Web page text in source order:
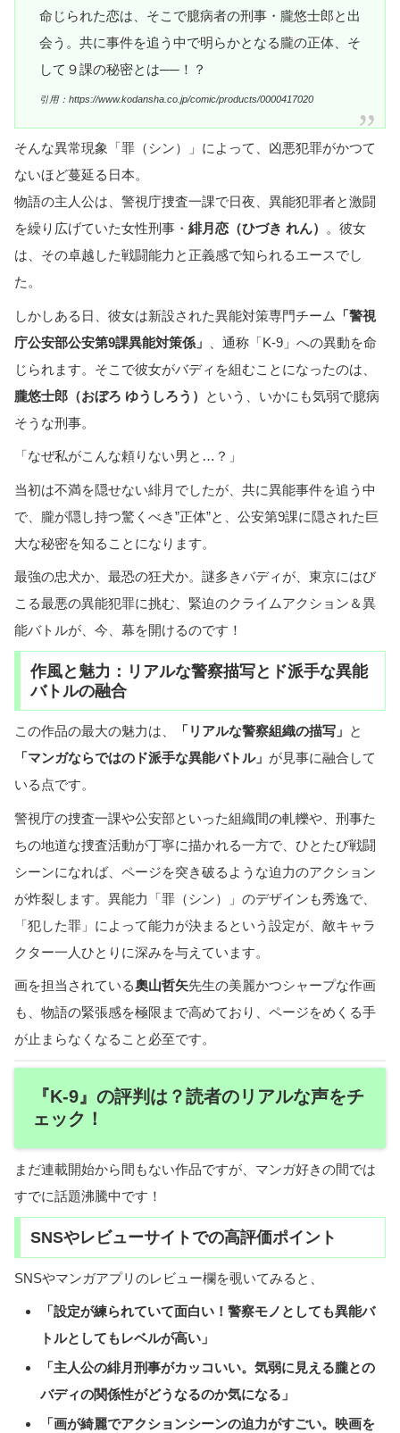
命じられた恋は、そこで臆病者の刑事・朧悠士郎と出
会う。共に事件を追う中で明らかとなる朧の正体、そ
して９課の秘密とは──！？
引用：https://www.kodansha.co.jp/comic/products/0000417020
そんな異常現象「罪（シン）」によって、凶悪犯罪がかつて
ないほど蔓延る日本。
物語の主人公は、警視庁捜査一課で日夜、異能犯罪者と激闘
を繰り広げていた女性刑事・ 緋月恋（ひづき れん）
。彼女
は、その卓越した戦闘能力と正義感で知られるエースでし
た。
しかしある日、彼女は新設された異能対策専門チーム
「警視
庁公安部公安第9課異能対策係」
、通称「K-9」への異動を命
じられます。そこで彼女がバディを組むことになったのは、
朧悠士郎（おぼろ ゆうしろう）
という、いかにも気弱で臆病
そうな刑事。
「なぜ私がこんな頼りない男と…？」
当初は不満を隠せない緋月でしたが、共に異能事件を追う中
で、朧が隠し持つ驚くべき”正体”と、公安第9課に隠された巨
大な秘密を知ることになります。
最強の忠犬か、最恐の狂犬か。謎多きバディが、東京にはび
こる最悪の異能犯罪に挑む、緊迫のクライムアクション＆異
能バトルが、今、幕を開けるのです！
作風と魅力：リアルな警察描写とド派手な異能
バトルの融合
この作品の最大の魅力は、 「リアルな警察組織の描写」 と
「マンガならではのド派手な異能バトル」 が見事に融合して
いる点です。
警視庁の捜査一課や公安部といった組織間の軋轢や、刑事た
ちの地道な捜査活動が丁寧に描かれる一方で、ひとたび戦闘
シーンになれば、ページを突き破るような迫力のアクション
が炸裂します。異能力「罪（シン）」のデザインも秀逸で、
「犯した罪」によって能力が決まるという設定が、敵キャラ
クター一人ひとりに深みを与えています。
画を担当されている奧山哲矢先生の美麗かつシャープな作画
も、物語の緊張感を極限まで高めており、ページをめくる手
が止まらなくなること必至です。
『K-9』の評判は？読者のリアルな声をチ
ェック！
まだ連載開始から間もない作品ですが、マンガ好きの間では
すでに話題沸騰中です！
SNSやレビューサイトでの高評価ポイント
SNSやマンガアプリのレビュー欄を覗いてみると、
「設定が練られていて面白い！警察モノとしても異能バ
トルとしてもレベルが高い」
「主人公の緋月刑事がカッコいい。気弱に見える朧との
バディの関係性がどうなるのか気になる」
「画が綺麗でアクションシーンの迫力がすごい。映画を